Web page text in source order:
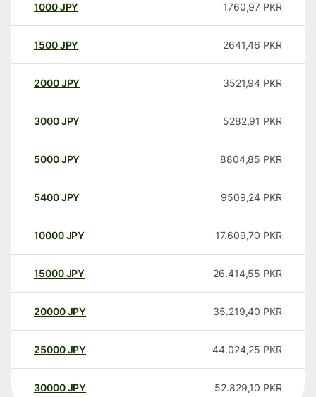
1000JPY 1760,97 PKR
1500JPY 2641,46 PKR
2000JPY 3521,94 PKR
3000JPY 5282,91 PKR
5000JPY 8804,85 PKR
5400JPY 9509,24 PKR
10000 JPY 17.609,70 PKR
15000 JPY 26.414,55 PKR
20000 JPY 35.219,40 PKR
25000 JPY 44.024,25 PKR
30000 JPY 52.829,10 PKR